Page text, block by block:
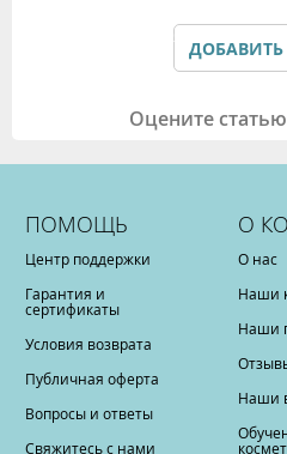
Подтверждая данные
Политикой обработки
Оцените статью
ПОМОЩЬ
Центр поддержки
Гарантия и
сертификаты
Условия возврата
Публичная оферта
Вопросы и ответы
Свяжитесь с нами
О
О нас
Наши
Наши
Наши